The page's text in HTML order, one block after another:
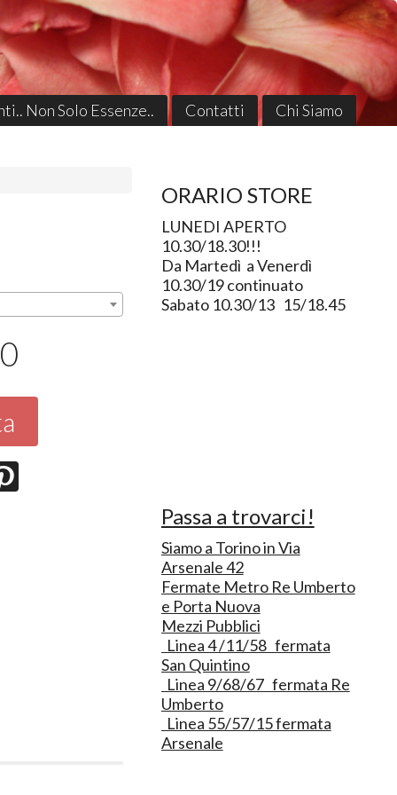
Non Solo Essenze.. Contatti Chi Siamo
ORARIO STORE
LUNEDI APERTO
10.30/18.30!!!
Da Martedì a Venerdì
10.30/19 continuato
Sabato 10.30/13 15/18.45
Passa a trovarci!
Siamo a Torino in Via
Arsenale 42
Fermate Metro Re Umberto
e Porta Nuova
Mezzi Pubblici
Linea 4 /11/58 fermata
San Quintino
Linea 9/68/67 fermata Re
Umberto
Linea 55/57/15 fermata
Arsenale